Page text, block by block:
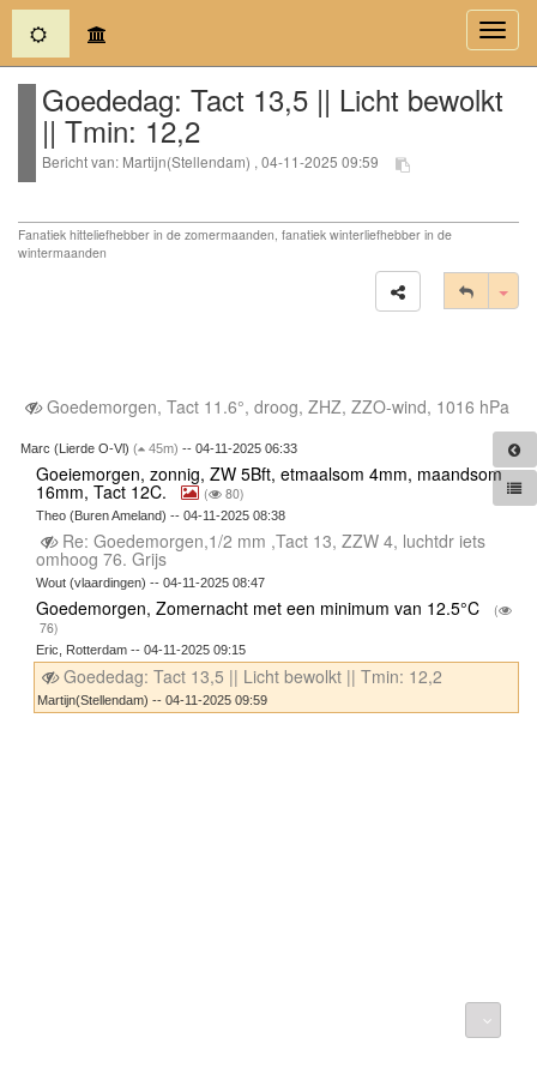
(current)
Goededag: Tact 13,5 || Licht bewolkt
|| Tmin: 12,2
Bericht van: Martijn(Stellendam) , 04-11-2025 09:59
Fanatiek hitteliefhebber in de zomermaanden, fanatiek winterliefhebber in de
wintermaanden
Goedemorgen, Tact 11.6°, droog, ZHZ, ZZO-wind, 1016 hPa
Marc (Lierde O-Vl) ( 45m) -- 04-11-2025 06:33
Goeiemorgen, zonnig, ZW 5Bft, etmaalsom 4mm, maandsom
16mm, Tact 12C. ( 80)
Theo (Buren Ameland) -- 04-11-2025 08:38
Re: Goedemorgen,1/2 mm ,Tact 13, ZZW 4, luchtdr iets
omhoog 76. Grijs
Wout (vlaardingen) -- 04-11-2025 08:47
Goedemorgen, Zomernacht met een minimum van 12.5°C
(
76)
Eric, Rotterdam -- 04-11-2025 09:15
Goededag: Tact 13,5 || Licht bewolkt || Tmin: 12,2
Martijn(Stellendam) -- 04-11-2025 09:59